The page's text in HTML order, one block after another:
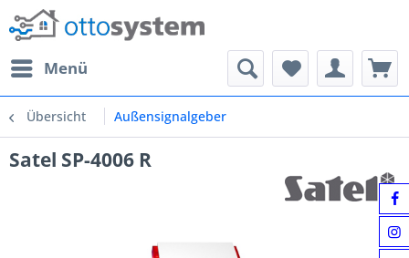
Menü
Übersicht Außensignalgeber
Satel SP-4006 R